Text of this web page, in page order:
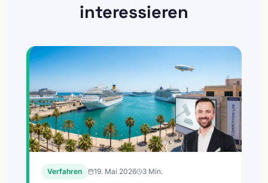
interessieren
Verfahren 19. Mai 2026 3 Min.